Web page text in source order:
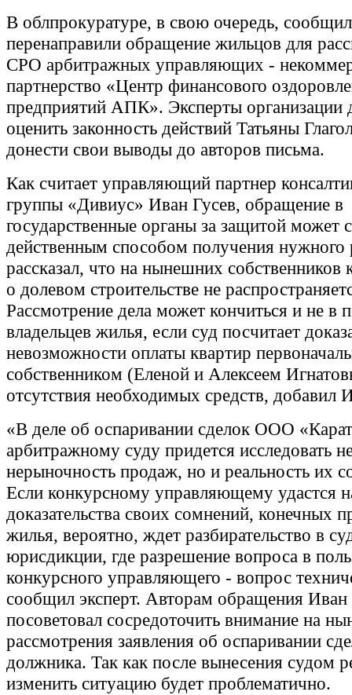
В облпрокуратуре, в свою очередь,
перенаправили обращение жильцов для
СРО арбитражных управляющих -
партнерство «Центр финансового
предприятий АПК». Эксперты организации
оценить законность действий Татьяны
донести свои выводы до авторов письма.
Как считает управляющий партнер
группы «Дивиус» Иван Гусев, обращение в
государственные органы за защитой может
действенным способом получения нужного
рассказал, что на нынешних собственников
о долевом строительстве не
Рассмотрение дела может кончиться и не в
владельцев жилья, если суд посчитает
невозможности оплаты квартир
собственником (Еленой и Алексеем
отсутствия необходимых средств, добавил
«В деле об оспаривании сделок ООО
арбитражному суду придется исследовать
нерыночность продаж, но и реальность их
Если конкурсному управляющему удастся
доказательства своих сомнений, конечных
жилья, вероятно, ждет разбирательство в
юрисдикции, где разрешение вопроса в
конкурсного управляющего - вопрос
сообщил эксперт. Авторам обращения Иван
посоветовал сосредоточить внимание на
рассмотрения заявления об оспаривании
должника. Так как после вынесения судом
изменить ситуацию будет проблематично.